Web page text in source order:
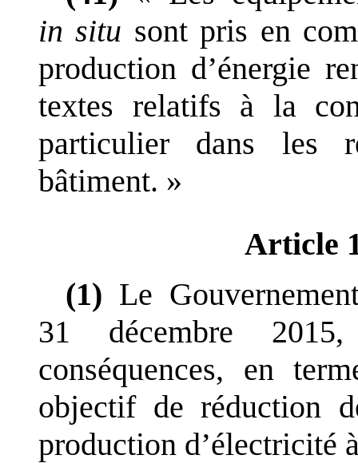
in situ sont pris en
production d’énergie
textes relatifs à la
particulier dans les
bâtiment. »
Article
(1) Le
31
décembre
conséquences, en
objectif de réduction
production d’électricité